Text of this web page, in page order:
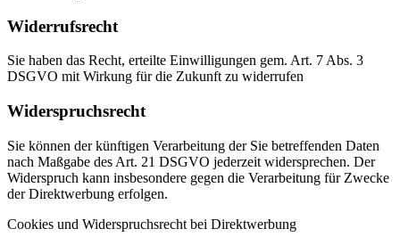
Widerrufsrecht
Sie haben das Recht, erteilte Einwilligungen gem. Art. 7 Abs. 3
DSGVO mit Wirkung für die Zukunft zu widerrufen
Widerspruchsrecht
Sie können der künftigen Verarbeitung der Sie betreffenden Daten
nach Maßgabe des Art. 21 DSGVO jederzeit widersprechen. Der
Widerspruch kann insbesondere gegen die Verarbeitung für Zwecke
der Direktwerbung erfolgen.
Cookies und Widerspruchsrecht bei Direktwerbung